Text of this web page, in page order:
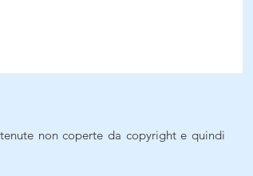
non coperte da copyright e quindi